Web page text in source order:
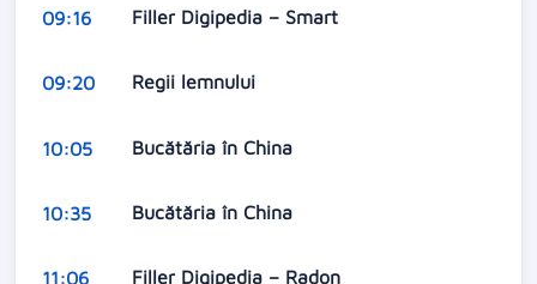
09:16 Filler Digipedia – Smart
09:20 Regii lemnului
10:05 Bucătăria în China
10:35 Bucătăria în China
11:06 Filler Digipedia – Radon